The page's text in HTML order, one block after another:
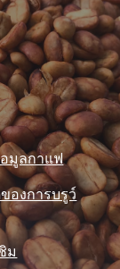
มูลกาแฟ
องการบรูว์
ม